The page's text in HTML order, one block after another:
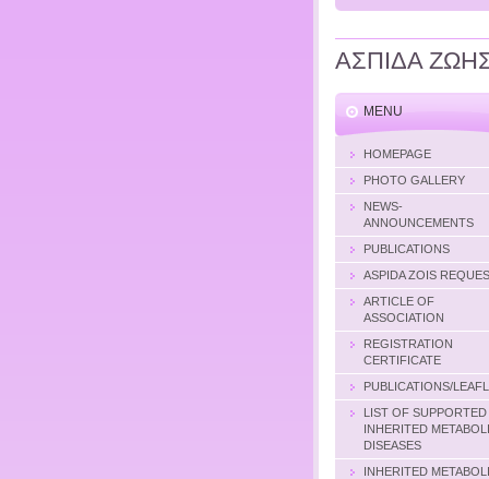
ΑΣΠΙΔΑ
MENU
HOMEPAGE
PHOTO GALLERY
NEWS-
ANNOUNCEMENTS
PUBLICATIONS
ASPIDA ZOIS
ARTICLE OF
ASSOCIATION
REGISTRATION
CERTIFICATE
PUBLICATIONS/
LIST OF SUPPORTED
INHERITED
DISEASES
INHERITED